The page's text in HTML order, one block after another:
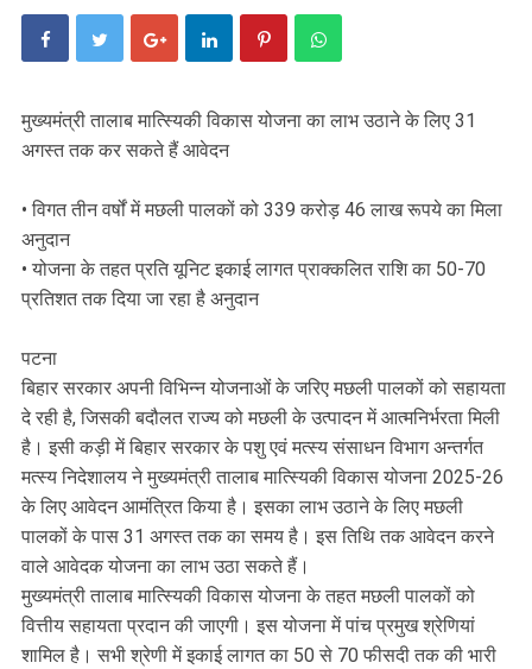
मुख्यमंत्री तालाब मात्स्यिकी विकास योजना का लाभ उठाने के लिए 31
अगस्त तक कर सकते हैं आवेदन
• विगत तीन वर्षों में मछली पालकों को 339 करोड़ 46 लाख रूपये का मिला
अनुदान
• योजना के तहत प्रति यूनिट इकाई लागत प्राक्कलित राशि का 50-70
प्रतिशत तक दिया जा रहा है अनुदान
पटना
बिहार सरकार अपनी विभिन्न योजनाओं के जरिए मछली पालकों को सहायता
दे रही है, जिसकी बदौलत राज्य को मछली के उत्पादन में आत्मनिर्भरता मिली
है। इसी कड़ी में बिहार सरकार के पशु एवं मत्स्य संसाधन विभाग अन्तर्गत
मत्स्य निदेशालय ने मुख्यमंत्री तालाब मात्स्यिकी विकास योजना 2025-26
के लिए आवेदन आमंत्रित किया है। इसका लाभ उठाने के लिए मछली
पालकों के पास 31 अगस्त तक का समय है। इस तिथि तक आवेदन करने
वाले आवेदक योजना का लाभ उठा सकते हैं।
मुख्यमंत्री तालाब मात्स्यिकी विकास योजना के तहत मछली पालकों को
वित्तीय सहायता प्रदान की जाएगी। इस योजना में पांच प्रमुख श्रेणियां
शामिल है। सभी श्रेणी में इकाई लागत का 50 से 70 फीसदी तक की भारी